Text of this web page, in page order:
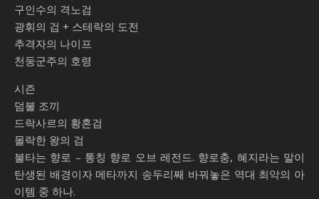
구인수의 격노검
광휘의 검 + 스테락의 도전
추격자의 나이프
천둥군주의 호령
시즌
덤불 조끼
드락사르의 황혼검
몰락한 왕의 검
불타는 향로 – 통칭 향로 오브 레전드. 향로충, 혜지라는 말이
탄생된 배경이자 메타까지 송두리째 바꿔놓은 역대 최악의 아
이템 중 하나.